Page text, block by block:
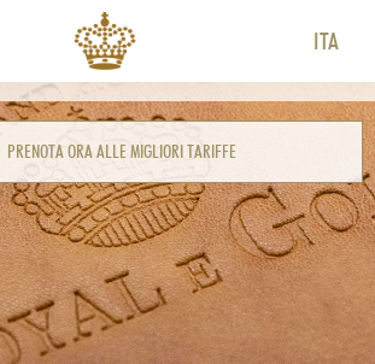
ITA
ENG
PRENOTA ORA ALLE MIGLIORI TARIFFE